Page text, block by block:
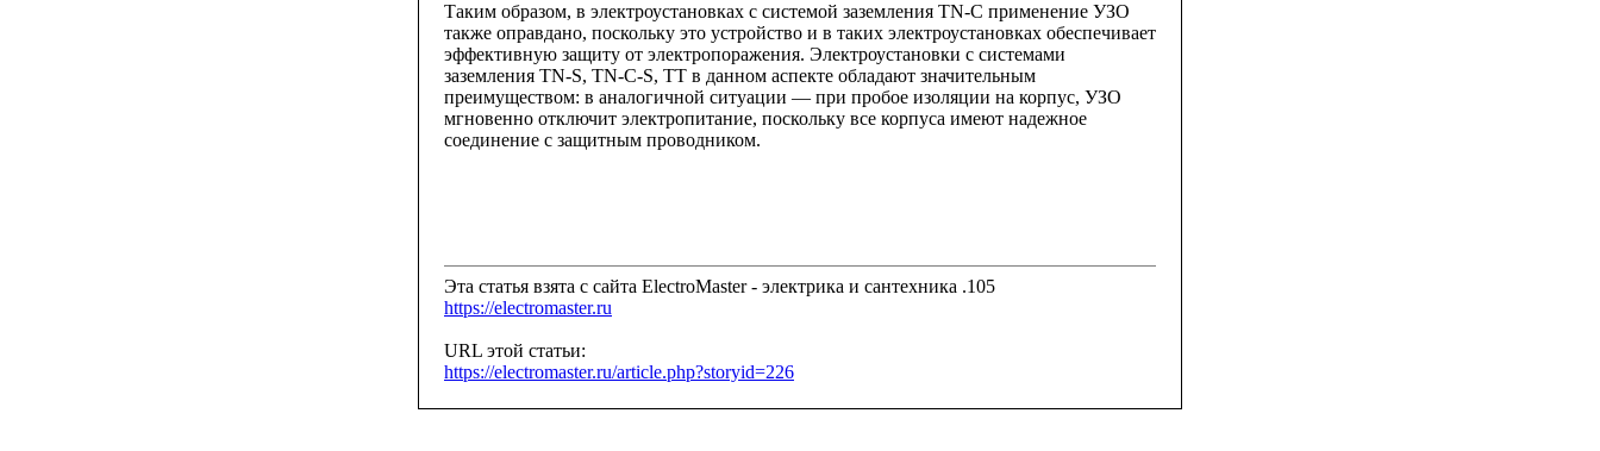
Таким образом, в электроустановках с системой заземления TN-C применение УЗО
также оправдано, поскольку это устройство и в таких электроустановках обеспечивает
эффективную защиту от электропоражения. Электроустановки с системами
заземления TN-S, TN-C-S, ТТ в данном аспекте обладают значительным
преимуществом: в аналогичной ситуации — при пробое изоляции на корпус, УЗО
мгновенно отключит электропитание, поскольку все корпуса имеют надежное
соединение с защитным проводником.
Эта статья взята с сайта ElectroMaster - электрика и сантехника .105
https://electromaster.ru
URL этой статьи:
https://electromaster.ru/article.php?storyid=226